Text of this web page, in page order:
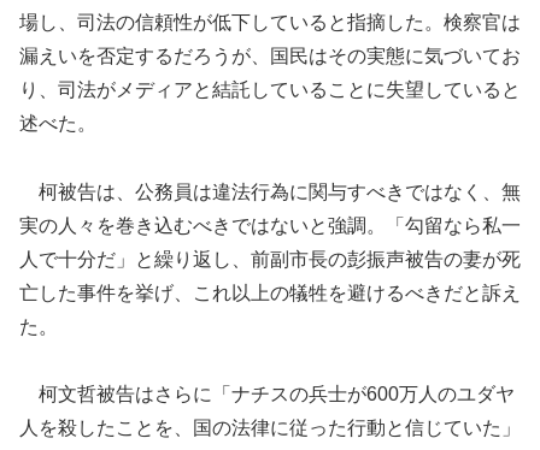
場し、司法の信頼性が低下していると指摘した。検察官は
漏えいを否定するだろうが、国民はその実態に気づいてお
り、司法がメディアと結託していることに失望していると
述べた。
柯被告は、公務員は違法行為に関与すべきではなく、無
実の人々を巻き込むべきではないと強調。「勾留なら私一
人で十分だ」と繰り返し、前副市長の彭振声被告の妻が死
亡した事件を挙げ、これ以上の犠牲を避けるべきだと訴え
た。
柯文哲被告はさらに「ナチスの兵士が600万人のユダヤ
人を殺したことを、国の法律に従った行動と信じていた」